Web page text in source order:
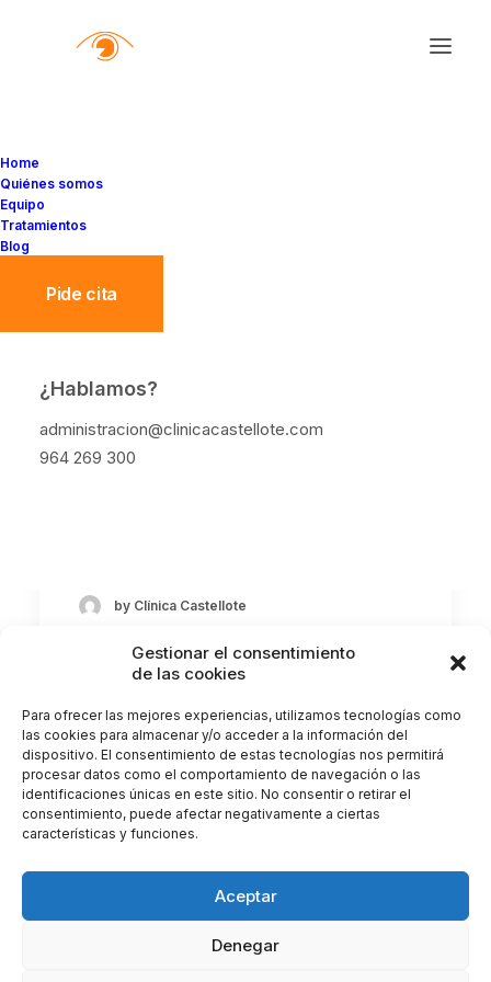
Gestionar el consentimiento
de las cookies
Para ofrecer las mejores experiencias, utilizamos tecnologías como
las cookies para almacenar y/o acceder a la información del
dispositivo. El consentimiento de estas tecnologías nos permitirá
procesar datos como el comportamiento de navegación o las
identificaciones únicas en este sitio. No consentir o retirar el
consentimiento, puede afectar negativamente a ciertas
características y funciones.
Aceptar
Denegar
Home
Quiénes somos
Equipo
Tratamientos
Blog
Pide cita
¿Hablamos?
administracion@clinicacastellote.com
964 269 300
Miodesopsias, las
famosas moscas volantes
by Clínica Castellote